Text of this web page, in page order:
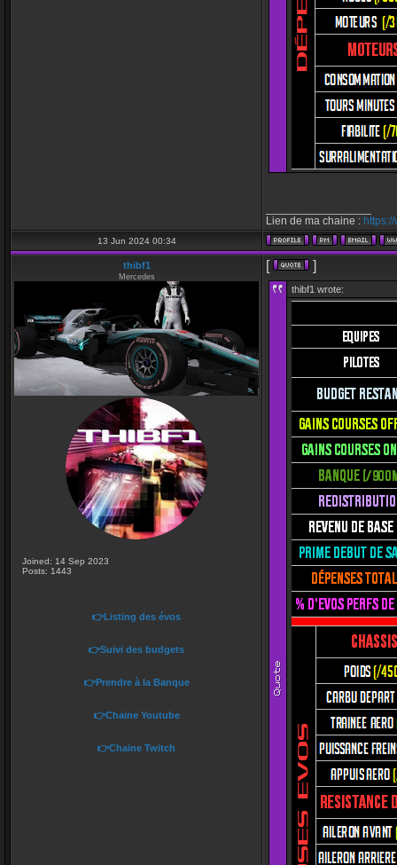
Lien de ma chaine :
13 Jun 2024 00:34
thibf1
Mercedes
Joined: 14 Sep 2023
Posts: 1443
👉Listing des évos
👉Suivi des budgets
👉Prendre à la Banque
👉Chaine Youtube
👉Chaine Twitch
[ ]
thibf1 wrote: